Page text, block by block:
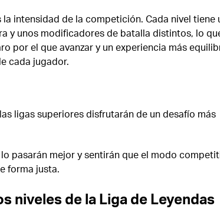
la intensidad de la competición. Cada nivel tiene
y unos modificadores de batalla distintos, lo
por el que avanzar y un experiencia más
cada jugador.
ligas superiores disfrutarán de un desafío más
pasarán mejor y sentirán que el modo
forma justa.
niveles de la Liga de Leyendas